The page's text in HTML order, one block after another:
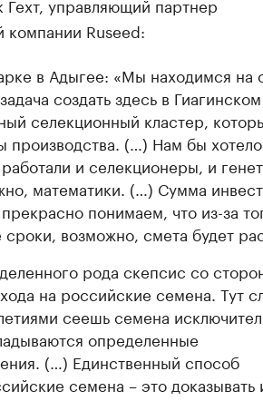
компании Ruseed:
в Адыгее: «Мы находимся на
создать здесь в Гиагинском
селекционный кластер,
производства. (…) Нам бы
и селекционеры, и
математики. (…) Сумма
понимаем, что из-за
возможно, смета будет
рода скепсис со
на российские семена. Тут
сеешь семена
определенные
(…) Единственный способ
семена – это доказывать